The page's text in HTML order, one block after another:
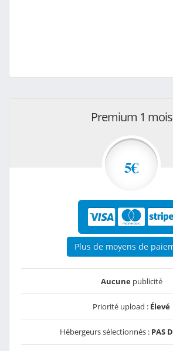
Premium 1 mois
5€
Plus de moyens de
Aucunepublicité
Priorité upload : Élevé
Hébergeurs sélectionnés : PAS